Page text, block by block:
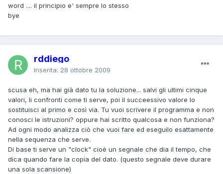
word .... il principio e' sempre lo stesso
bye
rddiego
Inserita: 28 ottobre 2009
scusa eh, ma hai già dato tu la soluzione... salvi gli ultimi cinque
valori, li confronti come ti serve, poi il succeessivo valore lo
sostituisci al primo e così via. Tu vuoi scrivere il programma e non
conosci le istruzioni? oppure hai scritto qualcosa e non funziona?
Ad ogni modo analizza ciò che vuoi fare ed eseguilo esattamente
nella sequenza che serve.
Di base ti serve un "clock" cioè un segnale che dia il tempo, che
dica quando fare la copia del dato. (questo segnale deve durare
una sola scansione)